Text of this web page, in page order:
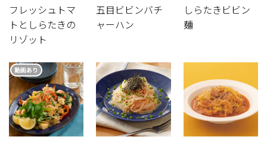
フレッシュトマ
トとしらたきの
リゾット
五目ビビンバチ
ャーハン
しらたきビビン
麺
動画あり